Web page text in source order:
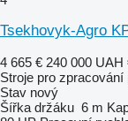
Tsekhovyk-Agro
4 665 € 240 000 UAH
Stroje pro
Stav nový
Šířka držáku 6 m